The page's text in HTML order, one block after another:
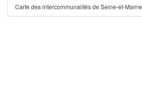
Carte des intercommunalités de Seine-et-Marne